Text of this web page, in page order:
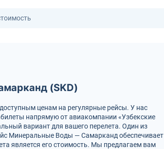
(SKD)
ценам на регулярные рейсы. У нас
напрямую от авиакомпании «Узбекские
вариант для вашего перелета. Один из
Минеральные Воды — Самарканд обеспечивает
является его стоимость. Мы предлагаем вам